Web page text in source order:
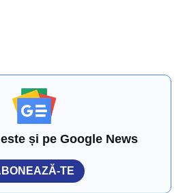
și pe Google News
TE